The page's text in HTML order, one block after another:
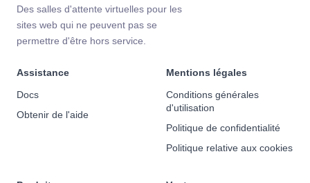
Des salles d'attente virtuelles pour les
sites web qui ne peuvent pas se
permettre d'être hors service.
Assistance
Docs
Obtenir de l'aide
Mentions légales
Conditions générales
d'utilisation
Politique de confidentialité
Politique relative aux cookies